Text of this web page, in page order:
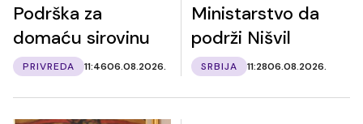
Podrška za
domaću sirovinu
PRIVREDA 11:4606.08.2026.
Ministarstvo da
podrži Nišvil
SRBIJA 11:2806.08.2026.